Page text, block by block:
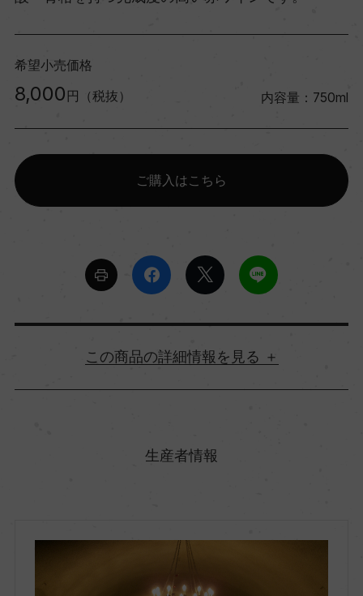
希望小売価格
8,000 円（税抜） 内容量：750ml
ご購入はこちら
詳細情報
生産者情報